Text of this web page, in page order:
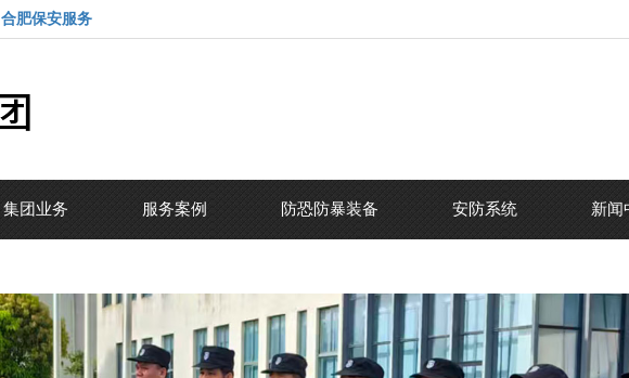
合肥保安服务
集团业务 服务案例 防恐防暴装备 安防系统 新闻